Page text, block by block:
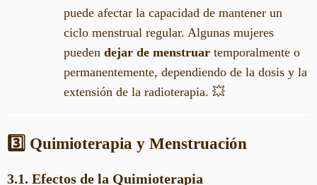
puede afectar la capacidad de mantener un
ciclo menstrual regular. Algunas mujeres
pueden dejar de menstruar temporalmente o
permanentemente, dependiendo de la dosis y la
extensión de la radioterapia. 💥
3️⃣ Quimioterapia y Menstruación
3.1. Efectos de la Quimioterapia